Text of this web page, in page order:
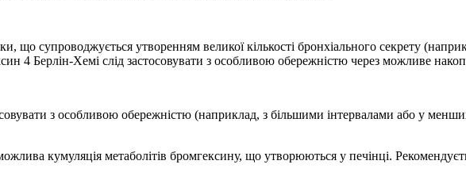
що супроводжується утворенням великої кількості бронхіального секрету
4 Берлін-Хемі слід застосовувати з особливою обережністю через можливе
з особливою обережністю (наприклад, з більшими інтервалами або у
кумуляція метаболітів бромгексину, що утворюються у печінці.